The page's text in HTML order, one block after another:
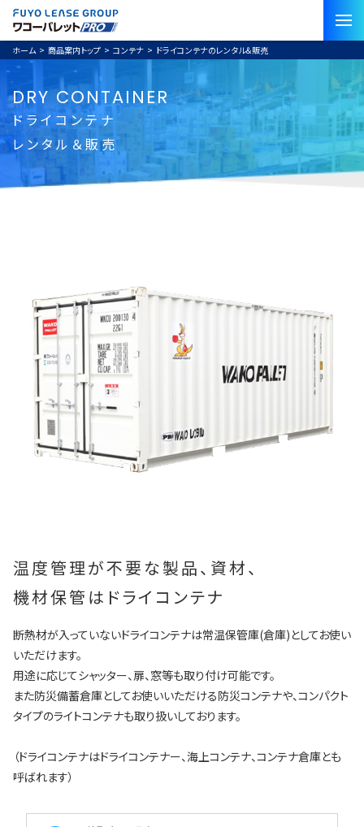
ホーム> 商品案内トップ > コンテナ > ドライコンテナのレンタル＆販売
DRY CONTAINER
ドライコンテナ
レンタル＆販売
温度管理が不要な製品、資材、
機材保管はドライコンテナ
断熱材が入っていないドライコンテナは常温保管庫(倉庫)としてお使い
いただけます。
用途に応じてシャッター、扉、窓等も取り付け可能です。
また防災備蓄倉庫としてお使いいただける防災コンテナや、コンパクト
タイプのライトコンテナも取り扱いしております。
（ドライコンテナはドライコンテナー、海上コンテナ、コンテナ倉庫とも
呼ばれます）